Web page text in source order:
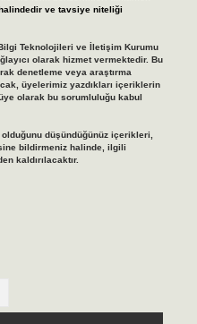
ve tavsiye niteliği
Teknolojileri ve İletişim Kurumu
olarak hizmet vermektedir. Bu
denetleme veya araştırma
üyelerimiz yazdıkları içeriklerin
olarak bu sorumluluğu kabul
olduğunu düşündüğünüz içerikleri,
bildirmeniz halinde, ilgili
kaldırılacaktır.